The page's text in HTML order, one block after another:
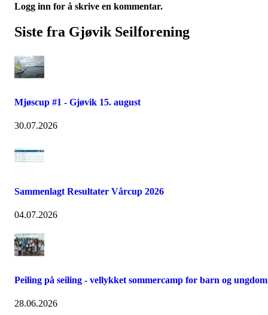
Logg inn for å skrive en kommentar.
Siste fra Gjøvik Seilforening
Mjøscup #1 - Gjøvik 15. august
30.07.2026
Sammenlagt Resultater Vårcup 2026
04.07.2026
Peiling på seiling - vellykket sommercamp for barn og ungdom
28.06.2026